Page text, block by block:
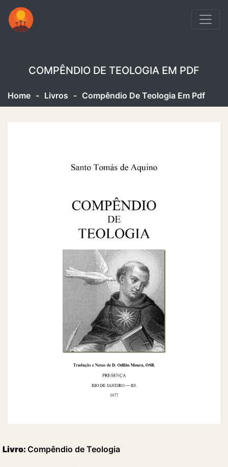
COMPÊNDIO DE TEOLOGIA EM PDF
Home - Livros - Compêndio De Teologia Em Pdf
Livro: Compêndio de Teologia